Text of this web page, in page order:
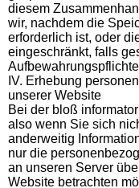
diesem
wir, nachdem die
erforderlich ist, oder
eingeschränkt, falls
IV. Erhebung
unserer Website
Bei der bloß
also wenn Sie sich
anderweitig
nur die
an unseren Server
Website betrachten